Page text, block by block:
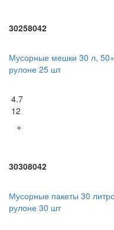
30258042
Мусорные мешки 30 л,
рулоне 25 шт
4.7
12
+
30308042
Мусорные пакеты 30
рулоне 30 шт